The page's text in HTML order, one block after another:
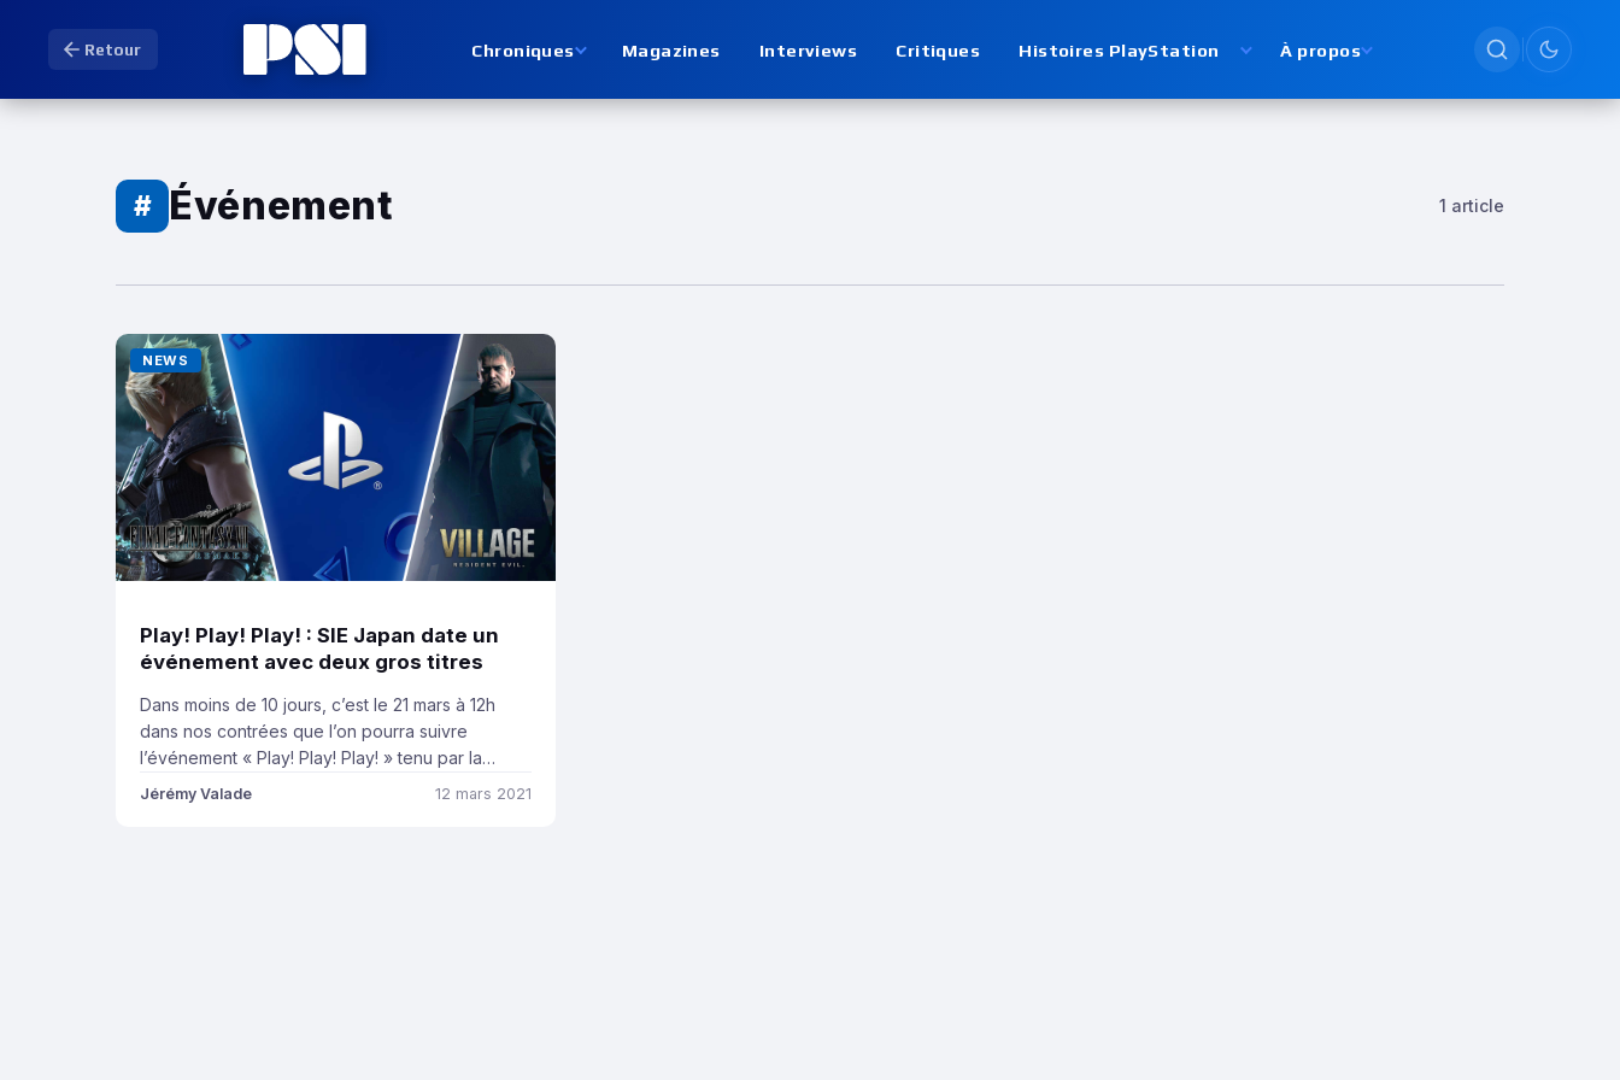
Retour Chroniques Magazines Interviews Critiques Histoires PlayStation À propos Passer
# Événement 1 article
NEWS
Play! Play! Play! : SIE Japan date un
événement avec deux gros titres
Dans moins de 10 jours, c’est le 21 mars à 12h
dans nos contrées que l’on pourra suivre
l’événement « Play! Play! Play! » tenu par la
branche japonaise de PlayStation. Et croyez-
Jérémy Valade 12 mars 2021